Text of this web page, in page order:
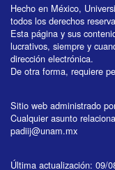
Hecho en México,
todos los derechos
Esta página y sus
lucrativos, siempre y
dirección electrónica.
De otra forma, requiere
Sitio web administrado
Cualquier asunto
padiij@unam.mx
Última actualización: 09/